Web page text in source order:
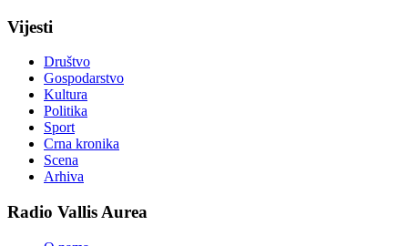
Vijesti
Društvo
Gospodarstvo
Kultura
Politika
Sport
Crna kronika
Scena
Arhiva
Radio Vallis Aurea